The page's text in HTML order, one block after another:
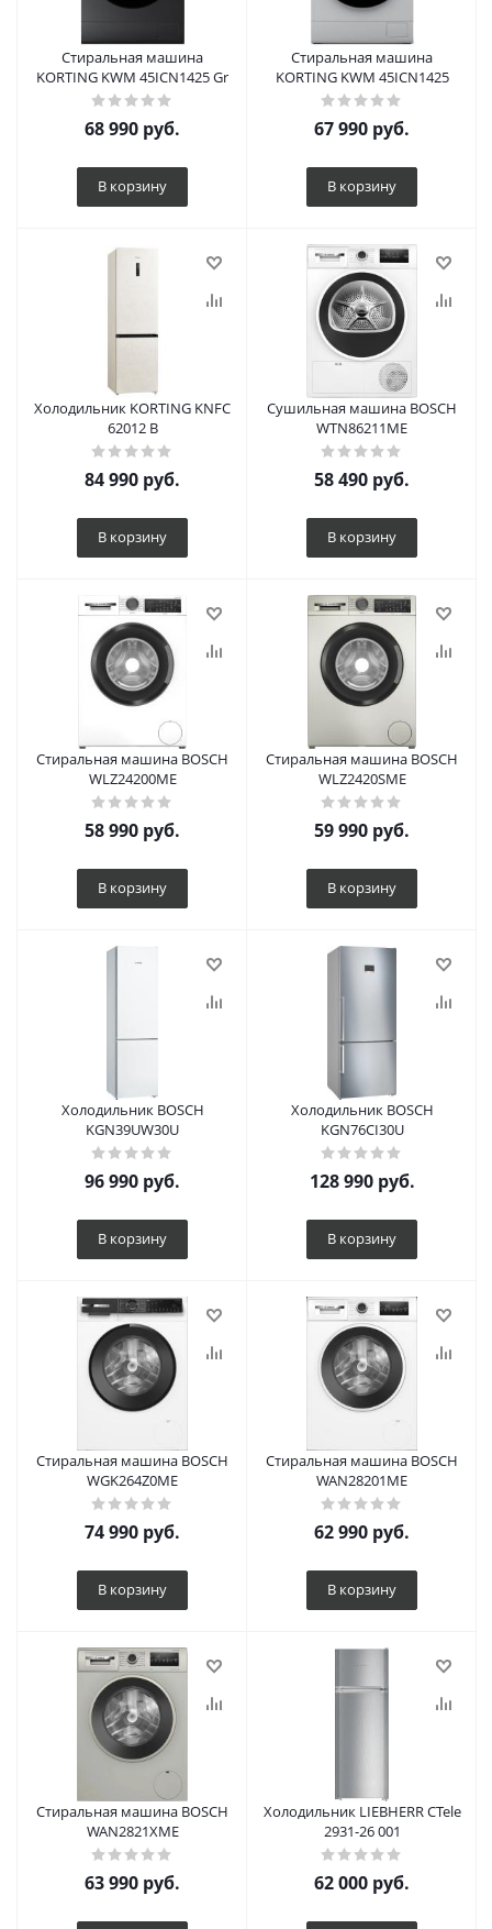
Стиральная машина
KORTING KWM 45ICN1425 Gr
68 990 руб.
В корзину
Стиральная машина
KORTING KWM 45ICN1425
67 990 руб.
В корзину
Холодильник KORTING KNFC
62012 B
84 990 руб.
В корзину
Сушильная машина BOSCH
WTN86211ME
58 490 руб.
В корзину
Стиральная машина BOSCH
WLZ24200ME
58 990 руб.
В корзину
Стиральная машина BOSCH
WLZ2420SME
59 990 руб.
В корзину
Холодильник BOSCH
KGN39UW30U
96 990 руб.
В корзину
Холодильник BOSCH
KGN76CI30U
128 990руб.
В корзину
Стиральная машина BOSCH
WGK264Z0ME
74 990 руб.
В корзину
Стиральная машина BOSCH
WAN28201ME
62 990 руб.
В корзину
Стиральная машина BOSCH
WAN2821XME
63 990 руб.
Холодильник LIEBHERR CTele
2931-26 001
62 000 руб.